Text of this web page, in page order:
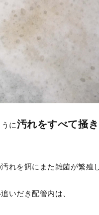
に汚れをすべて掻
れを餌にまた雑菌が繁殖
いだき配管内は、